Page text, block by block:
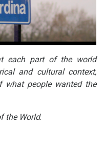
each part of the world
and cultural context,
what people wanted the
the World.